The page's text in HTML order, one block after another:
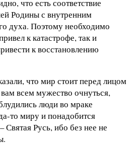
что есть соответствие
Родины с внутренним
духа. Поэтому необходимо
к катастрофе, так и
к восстановлению
что мир стоит перед лицом
всем мужество очнуться,
люди во мраке
то миру и понадобится
Святая Русь, ибо без нее не